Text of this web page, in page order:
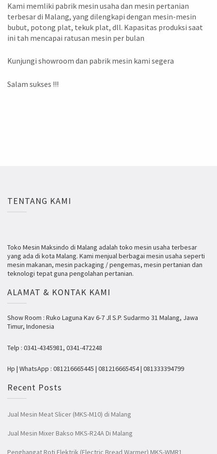
Kami memliki pabrik mesin usaha dan mesin pertanian
terbesar di Malang, yang dilengkapi dengan mesin-mesin
bubut, potong plat, tekuk plat, dll. Kapasitas produksi saat
ini tah mencapai ratusan mesin per bulan
Kunjungi showroom dan pabrik mesin kami segera
Salam sukses !!!
TENTANG KAMI
Toko Mesin Maksindo di Malang adalah toko mesin usaha terbesar
yang ada di kota Malang. Kami menjual berbagai mesin usaha seperti
mesin makanan, mesin packaging / pengemas, mesin pertanian dan
teknologi tepat guna pengolahan pertanian.
ALAMAT & KONTAK KAMI
Show Room : Ruko Laguna Kav 6-7 Jl S.P. Sudarmo 31 Malang, Jawa
Timur, Indonesia
Telp : 0341-4345981, 0341-472248
Hp | WhatsApp : 081216665445 | 081216665454 | 081333394799
Recent Posts
Jual Mesin Meat Slicer (MKS-M10) di Malang
Jual Mesin Mixer Bakso MKS-R24A Di Malang
Penghangat Roti Elektrik (Electric Bread Warmer) MKS-WMR1